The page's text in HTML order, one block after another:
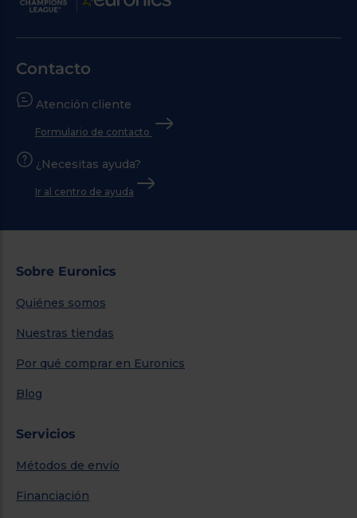
Contacto
Atención cliente
Formulario de contacto
¿Necesitas ayuda?
Ir al centro de ayuda
Sobre Euronics
Quiénes somos
Nuestras tiendas
Por qué comprar en Euronics
Blog
Servicios
Métodos de envío
Financiación